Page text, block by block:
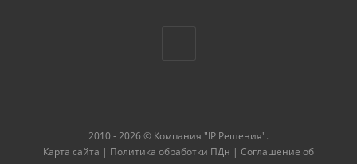
2010 - 2026 © Компания "IP Решения".
Карта сайта | Политика обработки ПДн | Соглашение об